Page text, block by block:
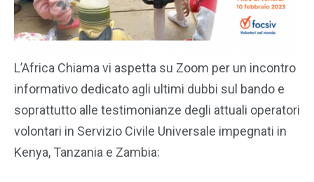
L’Africa Chiama vi aspetta su Zoom per un incontro
informativo dedicato agli ultimi dubbi sul bando e
soprattutto alle testimonianze degli attuali operatori
volontari in Servizio Civile Universale impegnati in
Kenya, Tanzania e Zambia: